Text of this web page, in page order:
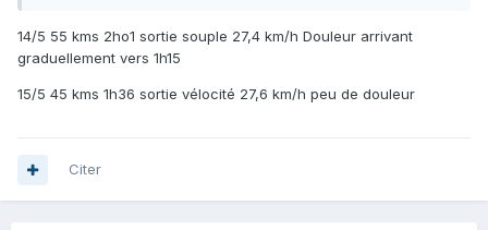
14/5 55 kms 2ho1 sortie souple 27,4 km/h Douleur arrivant
graduellement vers 1h15
15/5 45 kms 1h36 sortie vélocité 27,6 km/h peu de douleur
Citer